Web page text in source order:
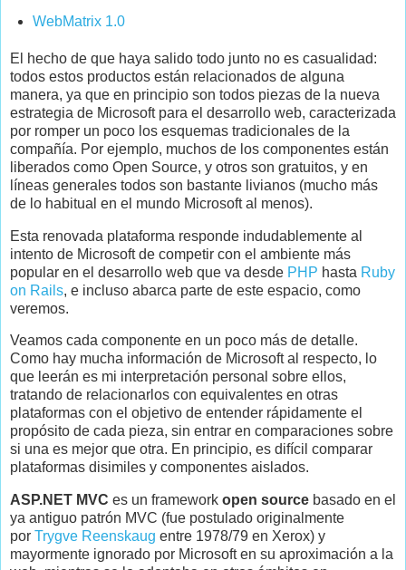
WebMatrix 1.0
El hecho de que haya salido todo junto no es casualidad:
todos estos productos están relacionados de alguna
manera, ya que en principio son todos piezas de la nueva
estrategia de Microsoft para el desarrollo web, caracterizada
por romper un poco los esquemas tradicionales de la
compañía. Por ejemplo, muchos de los componentes están
liberados como Open Source, y otros son gratuitos, y en
líneas generales todos son bastante livianos (mucho más
de lo habitual en el mundo Microsoft al menos).
Esta renovada plataforma responde indudablemente al
intento de Microsoft de competir con el ambiente más
popular en el desarrollo web que va desde PHP hasta Ruby
on Rails, e incluso abarca parte de este espacio, como
veremos.
Veamos cada componente en un poco más de detalle.
Como hay mucha información de Microsoft al respecto, lo
que leerán es mi interpretación personal sobre ellos,
tratando de relacionarlos con equivalentes en otras
plataformas con el objetivo de entender rápidamente el
propósito de cada pieza, sin entrar en comparaciones sobre
si una es mejor que otra. En principio, es difícil comparar
plataformas disimiles y componentes aislados.
ASP.NET MVC es un framework open source basado en el
ya antiguo patrón MVC (fue postulado originalmente
por Trygve Reenskaug entre 1978/79 en Xerox) y
mayormente ignorado por Microsoft en su aproximación a la